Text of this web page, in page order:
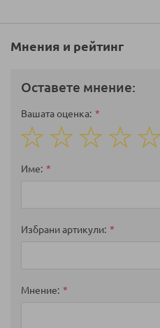
Мнения и рейтинг
Оставете мнение:
Вашата оценка
star
stars
stars
stars
stars
Име
Избрани артикули
Мнение